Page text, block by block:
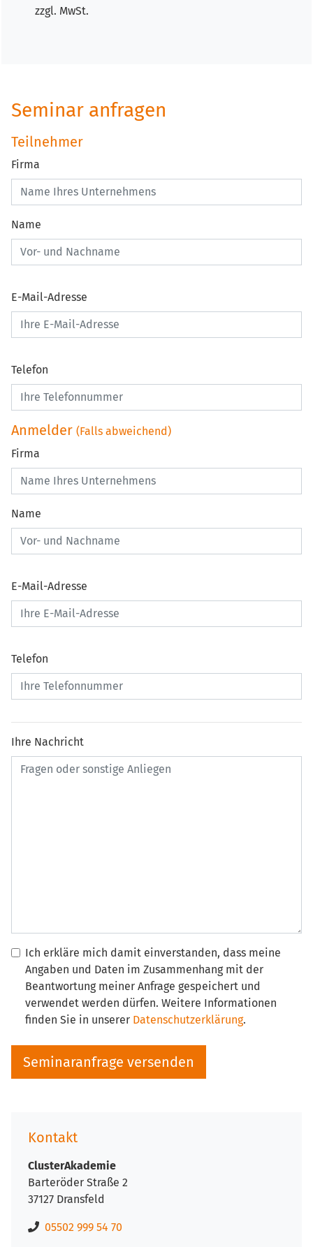
zzgl. MwSt.
Seminar anfragen
Teilnehmer
Firma
Name
E-Mail-Adresse
Telefon
Anmelder (Falls abweichend)
Firma
Name
E-Mail-Adresse
Telefon
Ihre Nachricht
Ich erkläre mich damit einverstanden, dass meine
Angaben und Daten im Zusammenhang mit der
Beantwortung meiner Anfrage gespeichert und
verwendet werden dürfen. Weitere Informationen
finden Sie in unserer Datenschutzerklärung.
Kontakt
ClusterAkademie
Barteröder Straße 2
37127 Dransfeld
05502 999 54 70